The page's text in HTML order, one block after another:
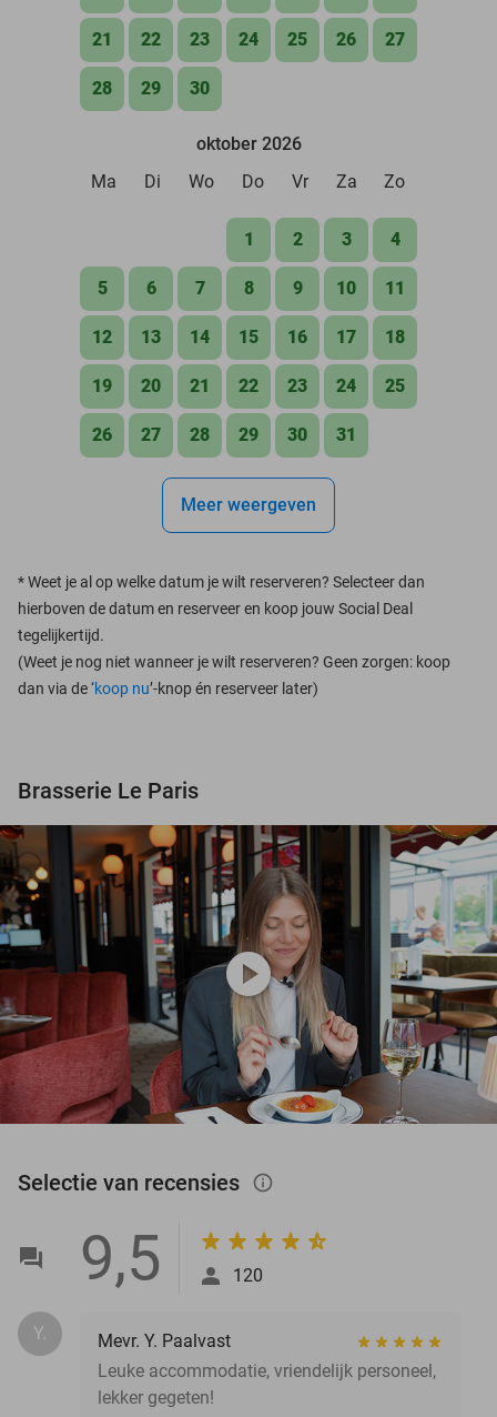
21 22 23 24 25 26 27
28 29 30
oktober 2026
Ma
Di Wo Do Vr Za Zo
1 2 3 4
5 6 7 8 9 10 11
12 13 14 15 16 17 18
19 20 21 22 23 24 25
26 27 28 29 30 31
Meer weergeven
*Weet je al op welke datum je wilt reserveren? Selecteer dan
hierboven de datum en reserveer en koop jouw Social Deal
tegelijkertijd.
(Weet je nog niet wanneer je wilt reserveren? Geen zorgen: koop
dan via de ‘koop nu’-knop én reserveer later)
Brasserie Le Paris
play_circle
Selectie van recensies info_outlined
9,5 120
Y.
Mevr. Y. Paalvast
Leuke accommodatie, vriendelijk personeel,
lekker gegeten!